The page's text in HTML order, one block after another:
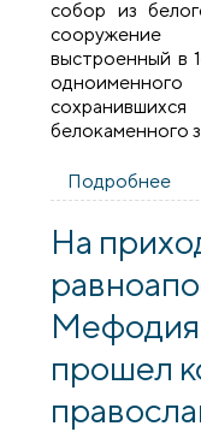
собор из
выстроенный в
белокаменного
Подробнее
На
Мефодия
прошел